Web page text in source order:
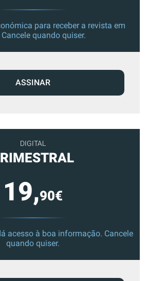
para receber a revista em
quando quiser.
ASSINAR
DIGITAL
19,90€
acesso à boa informação. Cancele
quando quiser.